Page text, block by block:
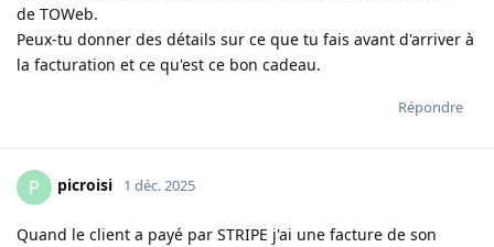
de TOWeb.
Peux-tu donner des détails sur ce que tu fais avant d'arriver à
la facturation et ce qu'est ce bon cadeau.
Répondre
P picroisi 1 déc. 2025
Quand le client a payé par STRIPE j'ai une facture de son